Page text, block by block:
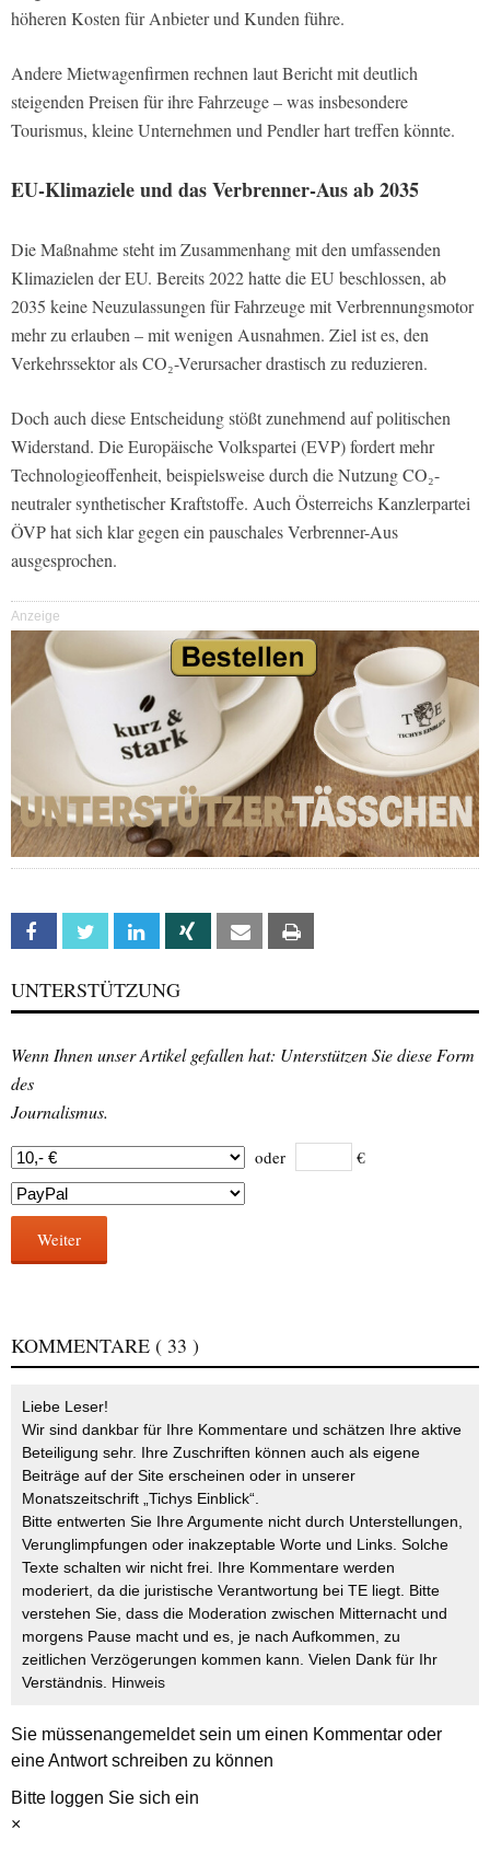
höheren Kosten für Anbieter und Kunden führe.
Andere Mietwagenfirmen rechnen laut Bericht mit deutlich
steigenden Preisen für ihre Fahrzeuge – was insbesondere
Tourismus, kleine Unternehmen und Pendler hart treffen könnte.
EU-Klimaziele und das Verbrenner-Aus ab 2035
Die Maßnahme steht im Zusammenhang mit den umfassenden
Klimazielen der EU. Bereits 2022 hatte die EU beschlossen, ab
2035 keine Neuzulassungen für Fahrzeuge mit Verbrennungsmotor
mehr zu erlauben – mit wenigen Ausnahmen. Ziel ist es, den
Verkehrssektor als CO₂-Verursacher drastisch zu reduzieren.
Doch auch diese Entscheidung stößt zunehmend auf politischen
Widerstand. Die Europäische Volkspartei (EVP) fordert mehr
Technologieoffenheit, beispielsweise durch die Nutzung CO₂-
neutraler synthetischer Kraftstoffe. Auch Österreichs Kanzlerpartei
ÖVP hat sich klar gegen ein pauschales Verbrenner-Aus
ausgesprochen.
Anzeige
Facebook Twitter Linkedin Xing Email
UNTERSTÜTZUNG
Wenn Ihnen unser Artikel gefallen hat: Unterstützen Sie diese Form
des
Journalismus.
oder €
Weiter
KOMMENTARE ( 33 )
Liebe Leser!
Wir sind dankbar für Ihre Kommentare und schätzen Ihre aktive
Beteiligung sehr. Ihre Zuschriften können auch als eigene
Beiträge auf der Site erscheinen oder in unserer
Monatszeitschrift „Tichys Einblick“.
Bitte entwerten Sie Ihre Argumente nicht durch Unterstellungen,
Verunglimpfungen oder inakzeptable Worte und Links. Solche
Texte schalten wir nicht frei. Ihre Kommentare werden
moderiert, da die juristische Verantwortung bei TE liegt. Bitte
verstehen Sie, dass die Moderation zwischen Mitternacht und
morgens Pause macht und es, je nach Aufkommen, zu
zeitlichen Verzögerungen kommen kann. Vielen Dank für Ihr
Verständnis. Hinweis
Sie müssenangemeldetsein um einen Kommentar oder
eine Antwort schreiben zu können
Bitte loggen Sie sich ein
×